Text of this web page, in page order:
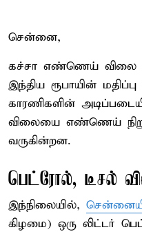
சென்னை,
கச்சா எண்ணெய் விலை
இந்திய ரூபாயின்
காரணிகளின்
விலையை எண்ணெய்
வருகின்றன.
பெட்ரோல், டீசல்
இந்நிலையில்,
கிழமை) ஒரு லிட்டர்